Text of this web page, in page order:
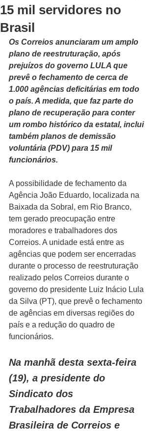
15 mil servidores no
Brasil
Os Correios anunciaram um amplo
plano de reestruturação, após
prejuízos do governo LULA que
prevê o fechamento de cerca de
1.000 agências deficitárias em todo
o país. A medida, que faz parte do
plano de recuperação para conter
um rombo histórico da estatal, inclui
também planos de demissão
voluntária (PDV) para 15 mil
funcionários.
A possibilidade de fechamento da
Agência João Eduardo, localizada na
Baixada da Sobral, em Rio Branco,
tem gerado preocupação entre
moradores e trabalhadores dos
Correios. A unidade está entre as
agências que podem ser encerradas
durante o processo de reestruturação
realizado pelos Correios durante o
governo do presidente Luiz Inácio Lula
da Silva (PT), que prevê o fechamento
de agências em diversas regiões do
país e a redução do quadro de
funcionários.
Na manhã desta sexta-feira
(19), a presidente do
Sindicato dos
Trabalhadores da Empresa
Brasileira de Correios e